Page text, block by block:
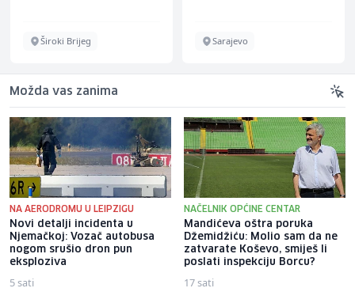
Široki Brijeg Sarajevo
Možda vas zanima
NA AERODROMU U LEIPZIGU
Novi detalji incidenta u
Njemačkoj: Vozač autobusa
nogom srušio dron pun
eksploziva
5 sati
NAČELNIK OPĆINE CENTAR
Mandićeva oštra poruka
Džemidžiću: Molio sam da ne
zatvarate Koševo, smiješ li
poslati inspekciju Borcu?
17 sati